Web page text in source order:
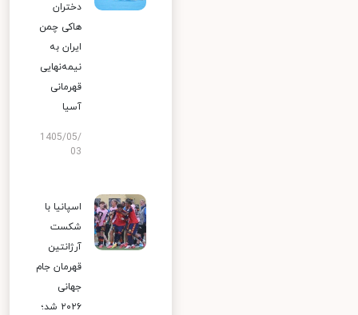
دختران
هاکی چمن
ایران به
نیمه‌نهایی
قهرمانی
آسیا
1405/05/
03
اسپانیا با
شکست
آرژانتین
قهرمان جام
جهانی
۲۰۲۶ شد؛